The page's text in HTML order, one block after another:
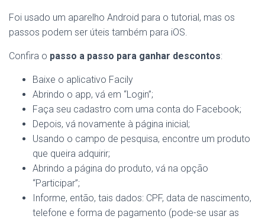
Foi usado um aparelho Android para o tutorial, mas os
passos podem ser úteis também para iOS.
Confira o passo a passo para ganhar descontos:
Baixe o aplicativo Facily
Abrindo o app, vá em “Login”;
Faça seu cadastro com uma conta do Facebook;
Depois, vá novamente à página inicial;
Usando o campo de pesquisa, encontre um produto
que queira adquirir;
Abrindo a página do produto, vá na opção
“Participar”;
Informe, então, tais dados: CPF, data de nascimento,
telefone e forma de pagamento (pode-se usar as